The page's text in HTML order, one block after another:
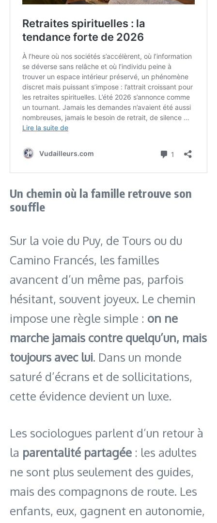
Un chemin où la famille retrouve son
souffle
Sur la voie du Puy, de Tours ou du
Camino Francés, les familles
avancent d’un même pas, parfois
hésitant, souvent joyeux. Le chemin
impose une règle simple : on ne
marche jamais contre quelqu’un, mais
toujours avec lui. Dans un monde
saturé d’écrans et de sollicitations,
cette évidence devient un luxe.
Les sociologues parlent d’un retour à
la parentalité partagée : les adultes
ne sont plus seulement des guides,
mais des compagnons de route. Les
enfants, eux, gagnent en autonomie,